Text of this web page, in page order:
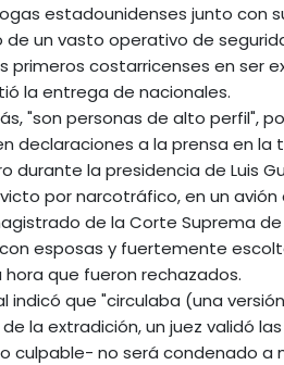
estadounidenses junto con
de un vasto operativo de
primeros costarricenses en ser
la entrega de nacionales.
"son personas de alto perfil",
declaraciones a la prensa en la
durante la presidencia de Luis
por narcotráfico, en un
de la Corte Suprema
esposas y fuertemente
hora que fueron rechazados.
indicó que "circulaba (una
la extradición, un juez validó
culpable- no será condenado a